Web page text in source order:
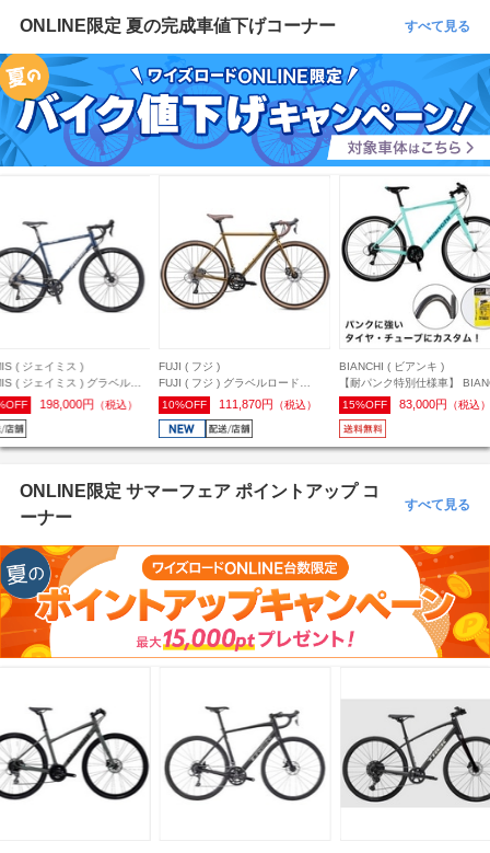
ONLINE限定 夏の完成車値下げコーナー すべて見る
( ジェイミス )
( ジェイミス ) グラベルロ
RENEGADE S3 ( レネゲード
イビーパール 54 ( 身長目安
前後 )
198,000円 （税込）
FUJI ( フジ )
FUJI ( フジ ) グラベルロード
MILESDOVES ( マイルスダヴス )
ブロンズ 55 ( 身長目安175cm前後
10%OFF 111,870円 （税込）
BIANCHI ( ビアンキ )
【耐パンク特別仕様車】
( ビアンキ ) クロスバイク C
SPORT1 ( C スポーツ1 ) チェ
テ/ダークターコイズフルグロ
ー 51 ( 身長目安175cm前後 )
15%OFF 83,000円 （税込
ONLINE限定 サマーフェア ポイントアップ コ
ーナー
すべて見る